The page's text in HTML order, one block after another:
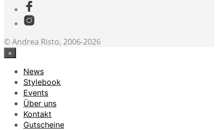
© Andrea Risto, 2006-2026
×
News
Stylebook
Events
Über uns
Kontakt
Gutscheine